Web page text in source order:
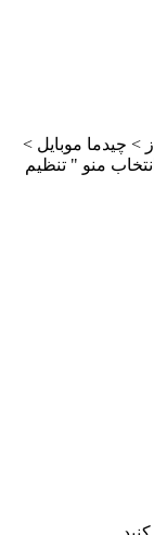
چیدما موبایل >
منو " تنظیم